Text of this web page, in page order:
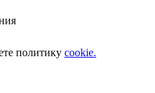
политику cookie.